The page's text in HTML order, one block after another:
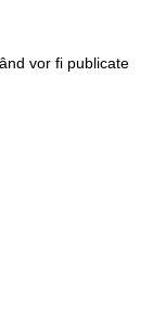
vor fi publicate